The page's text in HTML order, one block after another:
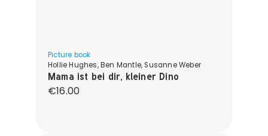
Picture book
Hollie Hughes, Ben Mantle, Susanne Weber
Mama ist bei dir, kleiner Dino
Regular price:
€16.00